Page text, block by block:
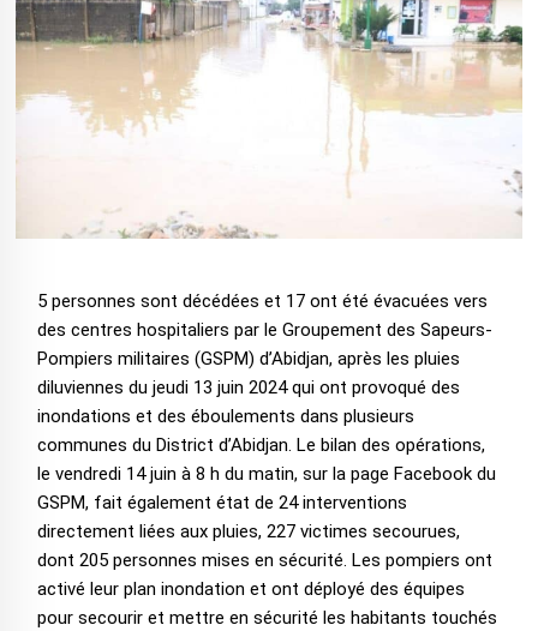
5 personnes sont décédées et 17 ont été évacuées vers
des centres hospitaliers par le Groupement des Sapeurs-
Pompiers militaires (GSPM) d’Abidjan, après les pluies
diluviennes du jeudi 13 juin 2024 qui ont provoqué des
inondations et des éboulements dans plusieurs
communes du District d’Abidjan. Le bilan des opérations,
le vendredi 14 juin à 8 h du matin, sur la page Facebook du
GSPM, fait également état de 24 interventions
directement liées aux pluies, 227 victimes secourues,
dont 205 personnes mises en sécurité. Les pompiers ont
activé leur plan inondation et ont déployé des équipes
pour secourir et mettre en sécurité les habitants touchés